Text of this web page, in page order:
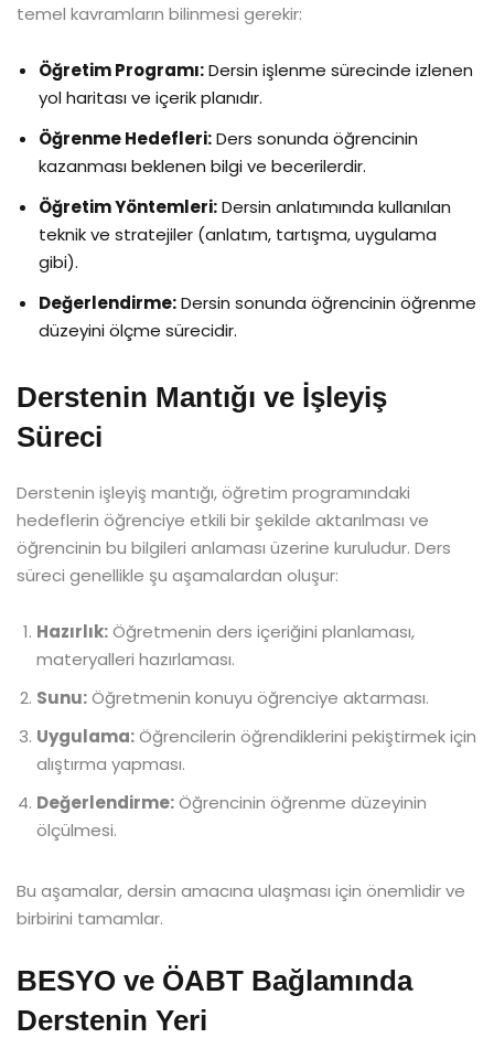
temel kavramların bilinmesi gerekir:
Öğretim Programı:Dersin işlenme sürecinde izlenen
yol haritası ve içerik planıdır.
Öğrenme Hedefleri:Ders sonunda öğrencinin
kazanması beklenen bilgi ve becerilerdir.
Öğretim Yöntemleri:Dersin anlatımında kullanılan
teknik ve stratejiler (anlatım, tartışma, uygulama
gibi).
Değerlendirme:Dersin sonunda öğrencinin öğrenme
düzeyini ölçme sürecidir.
Derstenin Mantığı ve İşleyiş
Süreci
Derstenin işleyiş mantığı, öğretim programındaki
hedeflerin öğrenciye etkili bir şekilde aktarılması ve
öğrencinin bu bilgileri anlaması üzerine kuruludur. Ders
süreci genellikle şu aşamalardan oluşur:
Hazırlık:Öğretmenin ders içeriğini planlaması,
materyalleri hazırlaması.
Sunu:Öğretmenin konuyu öğrenciye aktarması.
Uygulama:Öğrencilerin öğrendiklerini pekiştirmek için
alıştırma yapması.
Değerlendirme:Öğrencinin öğrenme düzeyinin
ölçülmesi.
Bu aşamalar, dersin amacına ulaşması için önemlidir ve
birbirini tamamlar.
BESYO ve ÖABT Bağlamında
Derstenin Yeri